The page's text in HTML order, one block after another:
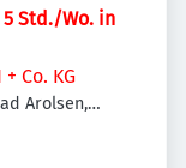
Std./Wo. in
Co. KG
Arolsen,